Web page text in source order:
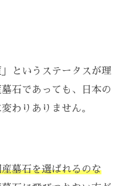
というステータスが理
石であっても、日本の
わりありません。
墓石を選ばれるのな